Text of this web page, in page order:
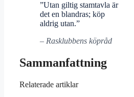
”Utan giltig stamtavla är
det en blandras; köp
aldrig utan.”
– Rasklubbens köpråd
Sammanfattning
Relaterade artiklar